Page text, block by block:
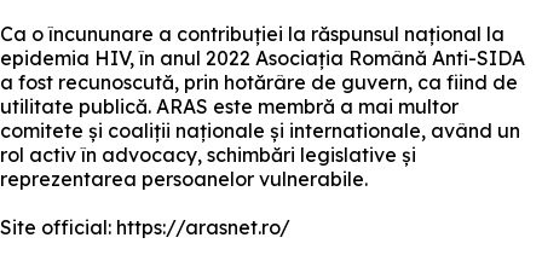
Ca o încununare a contribuției la răspunsul național la
epidemia HIV, în anul 2022 Asociația Română Anti-SIDA
a fost recunoscută, prin hotărâre de guvern, ca fiind de
utilitate publică. ARAS este membră a mai multor
comitete și coaliții naționale și internationale, având un
rol activ în advocacy, schimbări legislative și
reprezentarea persoanelor vulnerabile.
Site official: https://arasnet.ro/